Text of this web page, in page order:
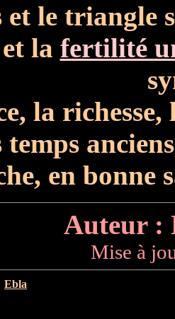
et le
la fertilité
la
temps
en bonne
Auteur :
Mise à
Ebla